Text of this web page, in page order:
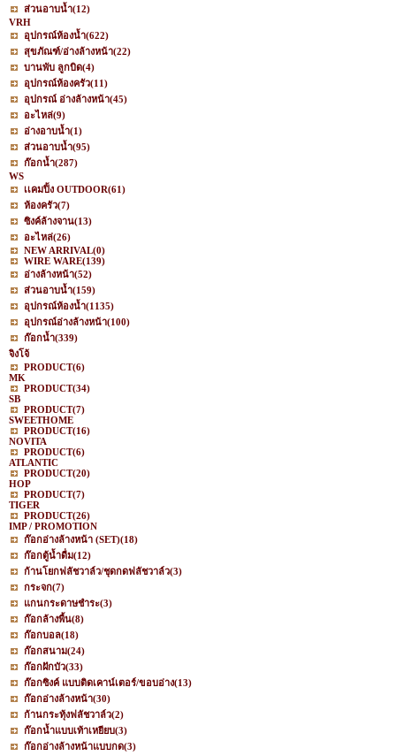
ส่วนอาบน้ำ(12)
VRH
อุปกรณ์ห้องน้ำ(622)
สุขภัณฑ์/อ่างล้างหน้า(22)
บานพับ ลูกบิด(4)
อุปกรณ์ห้องครัว(11)
อุปกรณ์ อ่างล้างหน้า(45)
อะไหล่(9)
อ่างอาบน้ำ(1)
ส่วนอาบน้ำ(95)
ก๊อกน้ำ(287)
WS
เเคมปิ้ง OUTDOOR(61)
ห้องครัว(7)
ซิงค์ล้างจาน(13)
อะไหล่(26)
NEW ARRIVAL(0)
WIRE WARE(139)
อ่างล้างหน้า(52)
ส่วนอาบน้ำ(159)
อุปกรณ์ห้องน้ำ(1135)
อุปกรณ์อ่างล้างหน้า(100)
ก๊อกน้ำ(339)
จิงโจ้
PRODUCT(6)
MK
PRODUCT(34)
SB
PRODUCT(7)
SWEETHOME
PRODUCT(16)
NOVITA
PRODUCT(6)
ATLANTIC
PRODUCT(20)
HOP
PRODUCT(7)
TIGER
PRODUCT(26)
IMP / PROMOTION
ก๊อกอ่างล้างหน้า (SET)(18)
ก๊อกตู้น้ำดื่ม(12)
ก้านโยกฟลัชวาล์ว/ชุดกดฟลัชวาล์ว(3)
กระจก(7)
แกนกระดาษชำระ(3)
ก๊อกล้างพื้น(8)
ก๊อกบอล(18)
ก๊อกสนาม(24)
ก๊อกฝักบัว(33)
ก๊อกซิงค์ แบบติดเคาน์เตอร์/ขอบอ่าง(13)
ก๊อกอ่างล้างหน้า(30)
ก้านกระทุ้งฟลัชวาล์ว(2)
ก๊อกน้ำแบบเท้าเหยียบ(3)
ก๊อกอ่างล้างหน้าแบบกด(3)